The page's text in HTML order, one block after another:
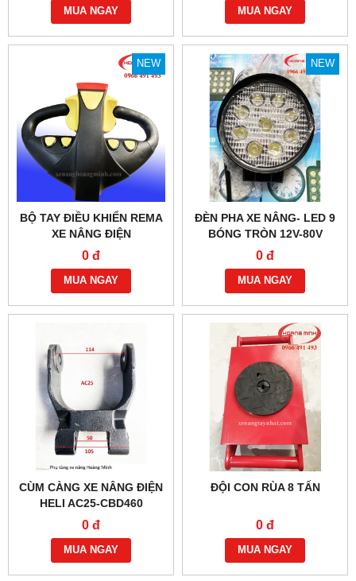
MUA NGAY MUA NGAY
NEW
BỘ TAY ĐIỀU KHIỂN REMA
XE NÂNG ĐIỆN
0 đ
MUA NGAY
NEW
ĐÈN PHA XE NÂNG- LED 9
BÓNG TRÒN 12V-80V
0 đ
MUA NGAY
CÙM CÀNG XE NÂNG ĐIỆN
HELI AC25-CBD460
0 đ
MUA NGAY
ĐỘI CON RÙA 8 TẤN
0 đ
MUA NGAY